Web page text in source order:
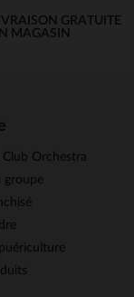
GRATUITE
MAGASIN
Club Orchestra
groupe